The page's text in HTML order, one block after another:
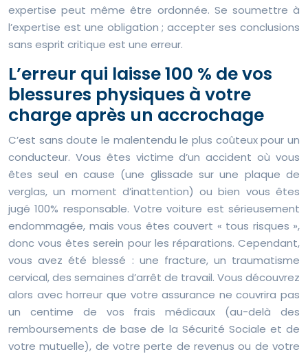
expertise peut même être ordonnée. Se soumettre à
l’expertise est une obligation ; accepter ses conclusions
sans esprit critique est une erreur.
L’erreur qui laisse 100 % de vos
blessures physiques à votre
charge après un accrochage
C’est sans doute le malentendu le plus coûteux pour un
conducteur. Vous êtes victime d’un accident où vous
êtes seul en cause (une glissade sur une plaque de
verglas, un moment d’inattention) ou bien vous êtes
jugé 100% responsable. Votre voiture est sérieusement
endommagée, mais vous êtes couvert « tous risques »,
donc vous êtes serein pour les réparations. Cependant,
vous avez été blessé : une fracture, un traumatisme
cervical, des semaines d’arrêt de travail. Vous découvrez
alors avec horreur que votre assurance ne couvrira pas
un centime de vos frais médicaux (au-delà des
remboursements de base de la Sécurité Sociale et de
votre mutuelle), de votre perte de revenus ou de votre